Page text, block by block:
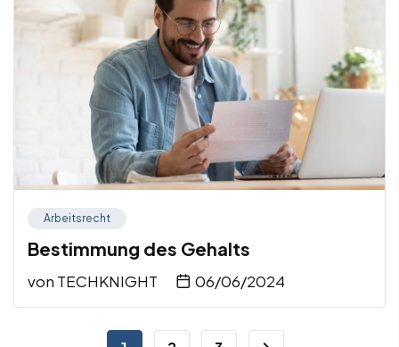
Arbeitsrecht
Bestimmung des Gehalts
von TECHKNIGHT 06/06/2024